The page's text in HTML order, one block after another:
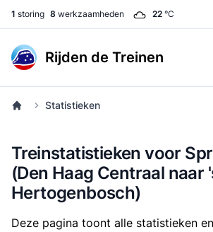
1 storing 8 werkzaamheden 22 °C
Rijden de Treinen
Statistieken
Treinstatistieken voor
(Den Haag Centraal naar
Hertogenbosch)
Deze pagina toont alle statistieken en